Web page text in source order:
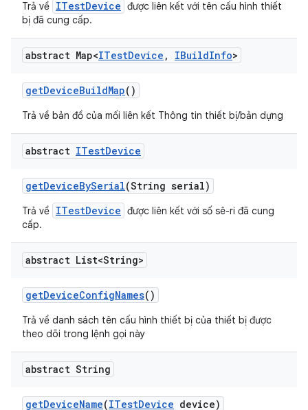
Trả về ITestDevice được liên kết với tên cấu hình thiết
bị đã cung cấp.
abstract Map<ITestDevice , IBuildInfo>
getDeviceBuildMap()
Trả về bản đồ của mối liên kết Thông tin thiết bị/bản dựng
abstract ITestDevice
getDeviceBySerial(String serial)
Trả về ITestDevice được liên kết với số sê-ri đã cung
cấp.
abstract List<String>
getDeviceConfigNames()
Trả về danh sách tên cấu hình thiết bị của thiết bị được
theo dõi trong lệnh gọi này
abstract String
getDeviceName(ITestDevice device)